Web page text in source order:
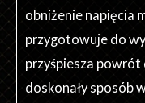
obniżenie napięcia
przygotowuje do
przyśpiesza powrót
doskonały sposób